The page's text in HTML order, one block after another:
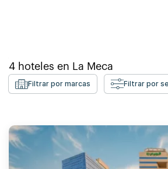
4 hoteles en La Meca
Filtrar por marcas Filtrar por